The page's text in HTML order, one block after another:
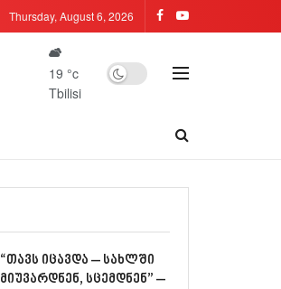
Thursday, August 6, 2026
19 °c
Tbilisi
“თავს იცავდა – სახლში
მიუვარდნენ, სცემდნენ” –